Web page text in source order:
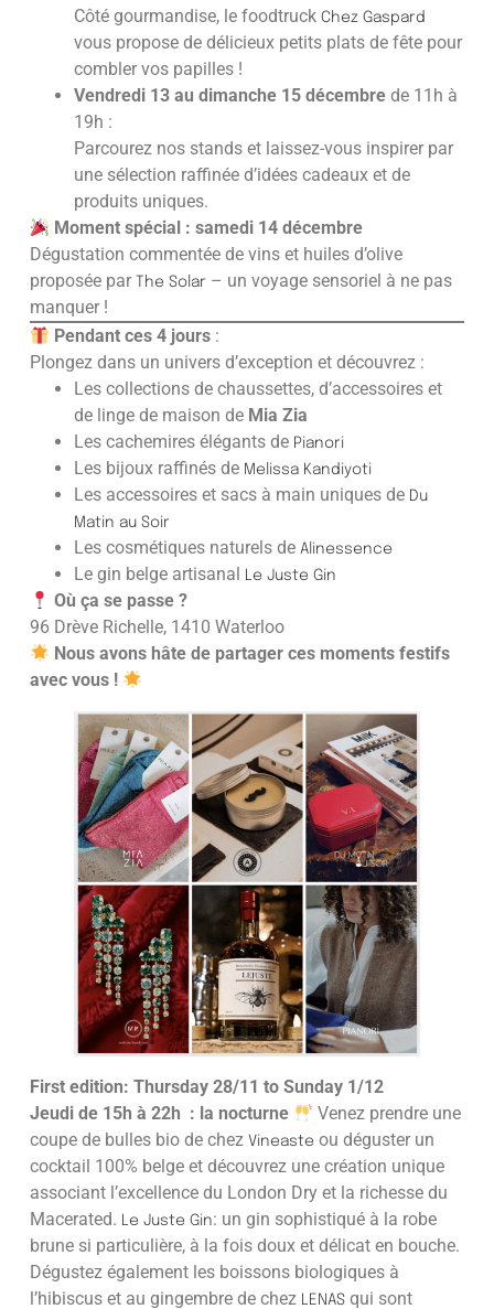
Côté gourmandise, le foodtruck Chez Gaspard
vous propose de délicieux petits plats de fête pour
combler vos papilles !
Vendredi 13 au dimanche 15 décembrede 11h à
19h :
Parcourez nos stands et laissez-vous inspirer par
une sélection raffinée d’idées cadeaux et de
produits uniques.
Moment spécial : samedi 14 décembre
Dégustation commentée de vins et huiles d’olive
proposée par
The Solar – un voyage sensoriel à ne pas
manquer !
Pendant ces 4 jours :
Plongez dans un univers d’exception et découvrez :
Les collections de chaussettes, d’accessoires et
de linge de maison de Mia Zia
Les cachemires élégants de Pianori
Les bijoux raffinés de Melissa Kandiyoti
Les accessoires et sacs à main uniques de Du
Matin au Soir
Les cosmétiques naturels de Alinessence
Le gin belge artisanal Le Juste Gin
Où ça se passe ?
96 Drève Richelle, 1410 Waterloo
Nous avons hâte de partager ces moments festifs
avec vous !
First edition: Thursday 28/11 to Sunday 1/12
Jeudi de 15h à 22h : la nocturne
Venez prendre une
coupe de bulles bio de chez Vineaste ou déguster un
cocktail 100% belge et découvrez une création unique
associant l’excellence du London Dry et la richesse du
Macerated. Le Juste Gin: un gin sophistiqué à la robe
brune si particulière, à la fois doux et délicat en bouche.
Dégustez également les boissons biologiques à
l’hibiscus et au gingembre de chez LENAS qui sont